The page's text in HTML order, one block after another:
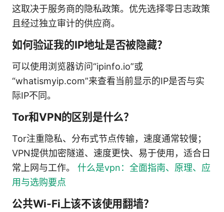
这取决于服务商的隐私政策。优先选择零日志政策
且经过独立审计的供应商。
如何验证我的IP地址是否被隐藏？
可以使用浏览器访问“ipinfo.io”或
“whatismyip.com”来查看当前显示的IP是否与实
际IP不同。
Tor和VPN的区别是什么？
Tor注重隐私、分布式节点传输，速度通常较慢；
VPN提供加密隧道、速度更快、易于使用，适合日
常上网与工作。 什么是vpn：全面指南、原理、应
用与选购要点
公共Wi-Fi上该不该使用翻墙？